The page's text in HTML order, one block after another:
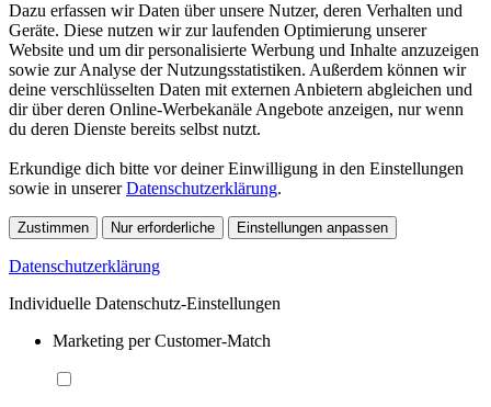
Dazu erfassen wir Daten über unsere Nutzer, deren Verhalten und
Geräte. Diese nutzen wir zur laufenden Optimierung unserer
Website und um dir personalisierte Werbung und Inhalte anzuzeigen
sowie zur Analyse der Nutzungsstatistiken. Außerdem können wir
deine verschlüsselten Daten mit externen Anbietern abgleichen und
dir über deren Online-Werbekanäle Angebote anzeigen, nur wenn
du deren Dienste bereits selbst nutzt.
Erkundige dich bitte vor deiner Einwilligung in den Einstellungen
sowie in unsererDatenschutzerklärung.
Zustimmen Nur erforderliche Einstellungen anpassen
Datenschutzerklärung
Individuelle Datenschutz-Einstellungen
Marketing per Customer-Match